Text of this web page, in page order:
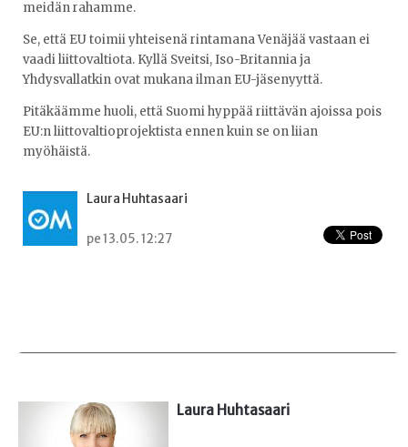
meidän rahamme.
Se, että EU toimii yhteisenä rintamana Venäjää vastaan ei
vaadi liittovaltiota. Kyllä Sveitsi, Iso-Britannia ja
Yhdysvallatkin ovat mukana ilman EU-jäsenyyttä.
Pitäkäämme huoli, että Suomi hyppää riittävän ajoissa pois
EU:n liittovaltioprojektista ennen kuin se on liian
myöhäistä.
Laura Huhtasaari
pe 13.05. 12:27
Laura Huhtasaari